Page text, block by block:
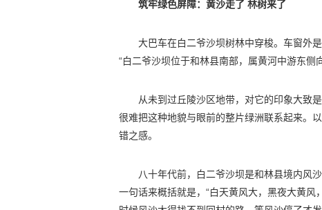
筑牢绿色屏障：黄沙走了 林树来了
大巴车在白二爷沙坝树林中穿梭。车窗外
“白二爷沙坝位于和林县南部，属黄河中游东
从未到过丘陵沙区地带，对它的印象大致
很难把这种地貌与眼前的整片绿洲联系起来。
错之感。
八十年代前，白二爷沙坝是和林县境内风
一句话来概括就是，“白天黄风大，黑夜大黄